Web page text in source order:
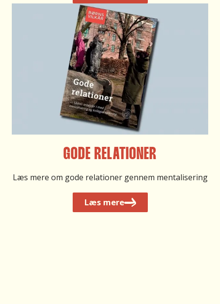
GODE RELATIONER
Læs mere om gode relationer gennem mentalisering
Læs mere